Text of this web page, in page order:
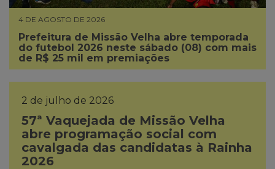
4 DE AGOSTO DE 2026
Prefeitura de Missão Velha abre temporada
do futebol 2026 neste sábado (08) com mais
de R$ 25 mil em premiações
2 de julho de 2026
57ª Vaquejada de Missão Velha
abre programação social com
cavalgada das candidatas à Rainha
2026